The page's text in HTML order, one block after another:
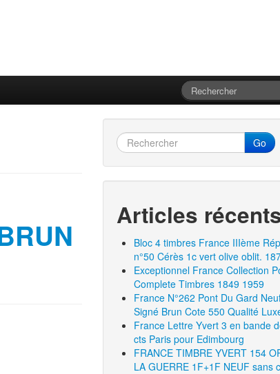
Go
Articles
Bloc 4 timbres France IIIème
n°50 Cérès 1c vert olive oblit.
Exceptionnel France Collection
Complete Timbres 1849 1959
France N°262 Pont Du Gard
Signé Brun Cote 550 Qualité
France Lettre Yvert 3 en bande
cts Paris pour Edimbourg
FRANCE TIMBRE YVERT 154
LA GUERRE 1F+1F NEUF sans